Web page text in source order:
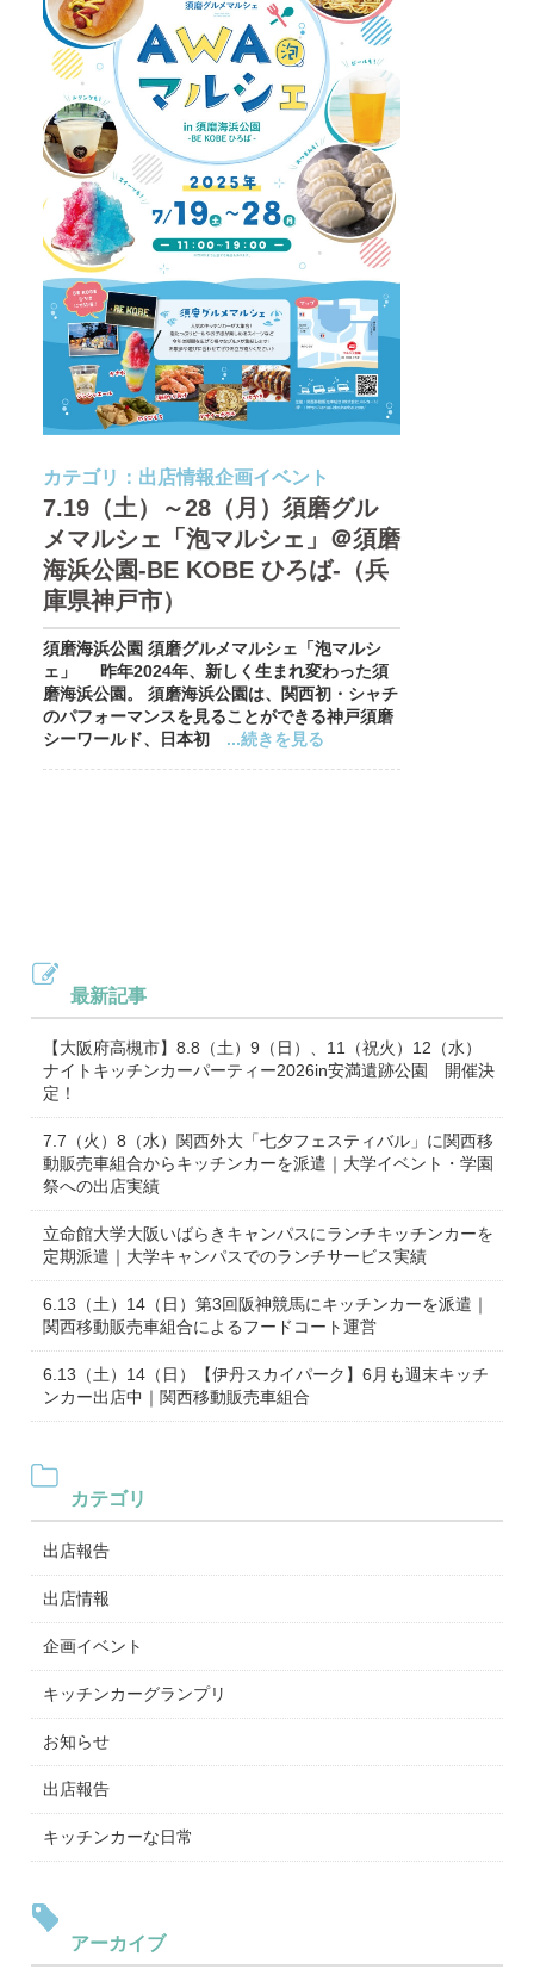
カテゴリ： 出店情報企画イベント
7.19（土）～28（月）須磨グル
メマルシェ「泡マルシェ」＠須磨
海浜公園-BE KOBE ひろば-（兵
庫県神戸市）
須磨海浜公園 須磨グルメマルシェ「泡マルシ
ェ」 昨年2024年、新しく生まれ変わった須
磨海浜公園。 須磨海浜公園は、関西初・シャチ
のパフォーマンスを見ることができる神戸須磨
シーワールド、日本初 ...続きを見る
最新記事
【大阪府高槻市】8.8（土）9（日）、11（祝火）12（水）
ナイトキッチンカーパーティー2026in安満遺跡公園 開催決
定！
7.7（火）8（水）関西外大「七夕フェスティバル」に関西移
動販売車組合からキッチンカーを派遣｜大学イベント・学園
祭への出店実績
立命館大学大阪いばらきキャンパスにランチキッチンカーを
定期派遣｜大学キャンパスでのランチサービス実績
6.13（土）14（日）第3回阪神競馬にキッチンカーを派遣｜
関西移動販売車組合によるフードコート運営
6.13（土）14（日）【伊丹スカイパーク】6月も週末キッチ
ンカー出店中｜関西移動販売車組合
カテゴリ
出店報告
出店情報
企画イベント
キッチンカーグランプリ
お知らせ
出店報告
キッチンカーな日常
アーカイブ